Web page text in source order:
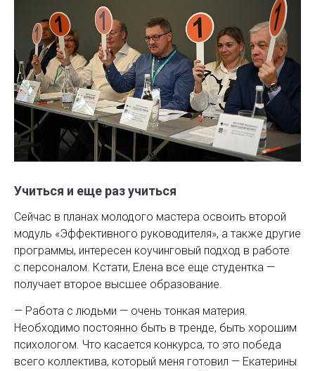
Учиться и еще раз учиться
Сейчас в планах молодого мастера освоить второй
модуль «Эффективного руководителя», а также другие
программы, интересен коучинговый подход в работе
с персоналом. Кстати, Елена все еще студентка — ​
получает второе высшее образование.
— Работа с людьми — ​очень тонкая материя.
Необходимо постоянно быть в тренде, быть хорошим
психологом. Что касается конкурса, то это победа
всего коллектива, который меня готовил — ​Екатерины